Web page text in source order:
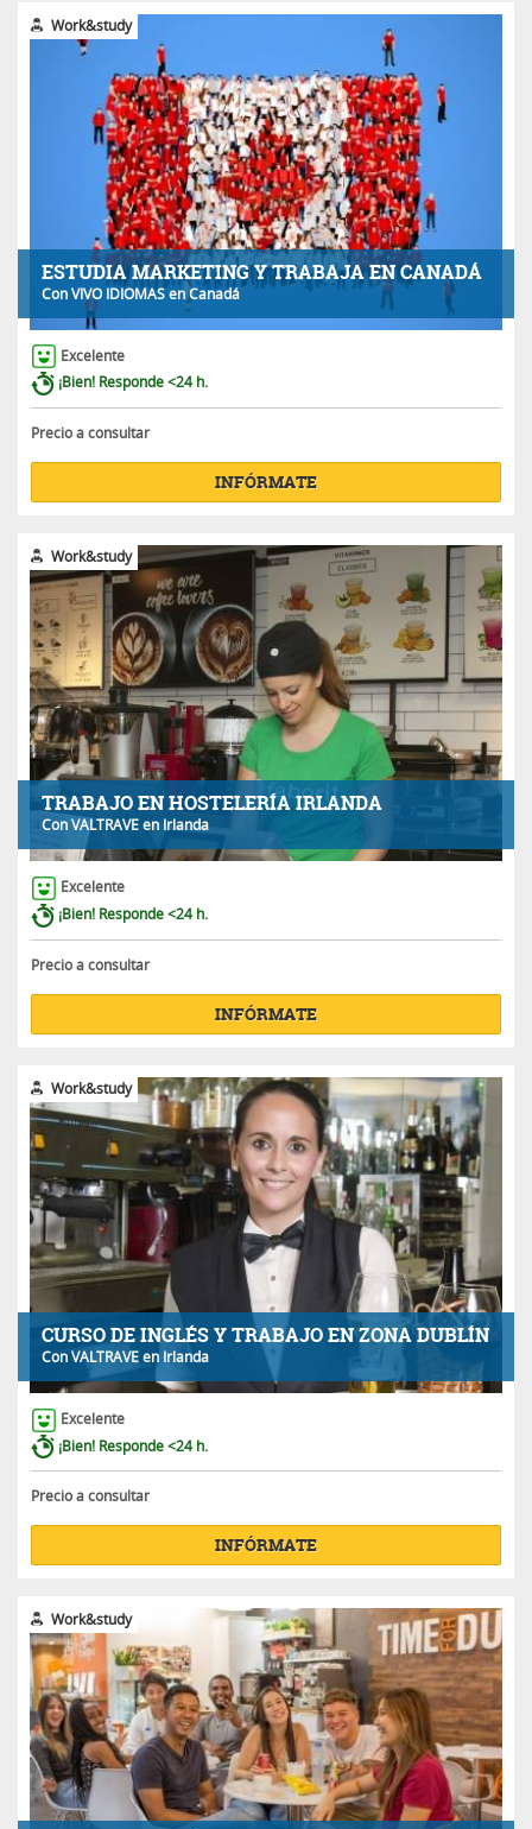
ESTUDIA MARKETING Y TRABAJA EN CANADÁ
ConVIVO IDIOMASen Canadá
Work&study
Excelente
¡Bien! Responde <24 h.
Precio a consultar
INFÓRMATE
TRABAJO EN HOSTELERÍA IRLANDA
ConVALTRAVEen Irlanda
Work&study
Excelente
¡Bien! Responde <24 h.
Precio a consultar
INFÓRMATE
CURSO DE INGLÉS Y TRABAJO EN ZONA DUBLÍN
ConVALTRAVEen Irlanda
Work&study
Excelente
¡Bien! Responde <24 h.
Precio a consultar
INFÓRMATE
Work&study